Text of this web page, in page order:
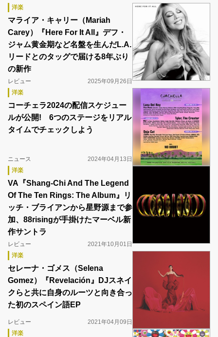
洋楽
マライア・キャリー（Mariah
Carey）『Here For It All』デフ・
ジャム黄金期など名盤を生んだL.A.
リードとのタッグで届ける8年ぶり
の新作
レビュー
2025年09月26日
洋楽
コーチェラ2024の配信スケジュー
ルが公開! 6つのステージをリアル
タイムでチェックしよう
ニュース
2024年04月13日
洋楽
VA『Shang-Chi And The Legend
Of The Ten Rings: The Album』リ
ッチ・ブライアンから星野源まで参
加、88risingが手掛けたマーベル新
作サントラ
レビュー
2021年10月01日
洋楽
セレーナ・ゴメス（Selena
Gomez）『Revelación』DJスネイ
クらと共に自身のルーツと向き合っ
た初のスペイン語EP
レビュー
2021年04月09日
洋楽